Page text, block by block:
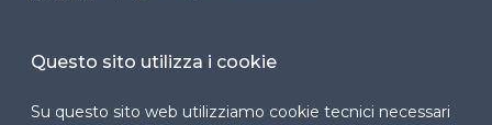
Questo sito utilizza i cookie
Su questo sito web utilizziamo cookie tecnici necessari